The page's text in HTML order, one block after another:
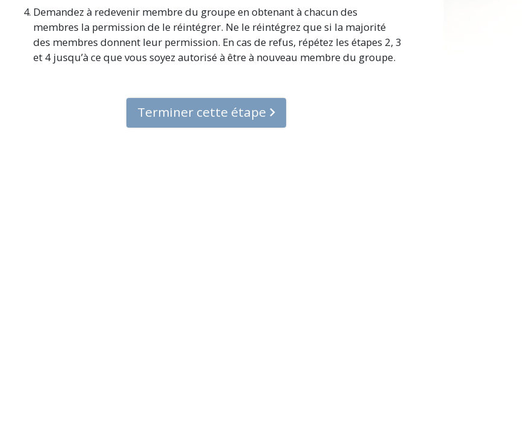
Demandez à redevenir membre du groupe en obtenant à chacun des
membres la permission de le réintégrer. Ne le réintégrez que si la majorité
des membres donnent leur permission. En cas de refus, répétez les étapes 2, 3
et 4 jusqu’à ce que vous soyez autorisé à être à nouveau membre du groupe.
Terminer cette étape